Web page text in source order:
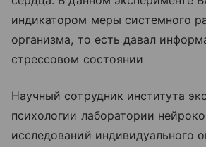
индикатором меры системного
организма, то есть давал
стрессовом состоянии
Научный сотрудник института
психологии лаборатории
исследований индивидуального